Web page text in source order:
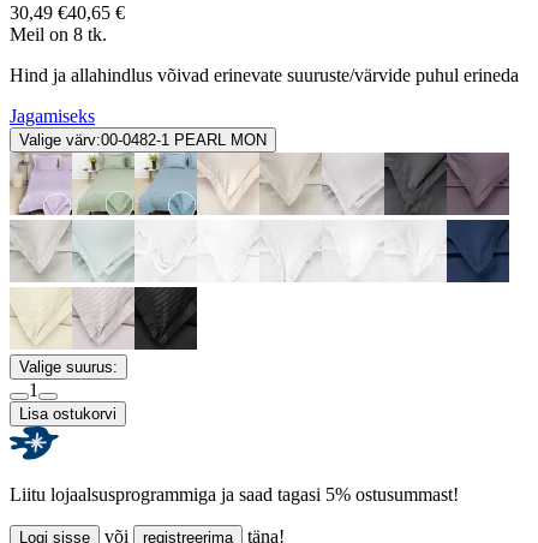
30,49 €40,65 €
Meil on 8 tk.
Hind ja allahindlus võivad erinevate suuruste/värvide puhul erineda
Jagamiseks
Valige värv:00-0482-1 PEARL MON
Valige suurus:
1
Lisa ostukorvi
Liitu lojaalsusprogrammiga ja saad tagasi 5% ostusummast!
Logi sisse või registreerima täna!